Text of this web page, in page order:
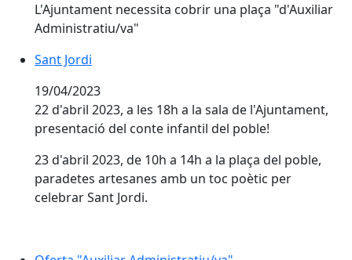
L'Ajuntament necessita cobrir una plaça "d'Auxiliar
Administratiu/va"
Sant Jordi
Sant Jordi
19/04/2023
22 d'abril 2023, a les 18h a la sala de l'Ajuntament,
presentació del conte infantil del poble!
23 d'abril 2023, de 10h a 14h a la plaça del poble,
paradetes artesanes amb un toc poètic per
celebrar Sant Jordi.